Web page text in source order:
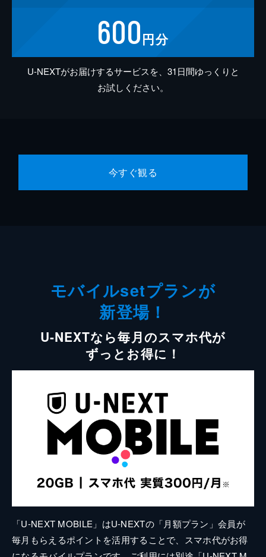
600円分
U-NEXTがお届けするサービスを、31日間ゆっくりと
お試しください。
今すぐ観る
モバイルsetプランが
新登場！
U-NEXTなら毎月のスマホ代が
ずっとお得に！
「U-NEXT MOBILE」はU-NEXTの「月額プラン」会員が
毎月もらえるポイントを活用することで、スマホ代がお得